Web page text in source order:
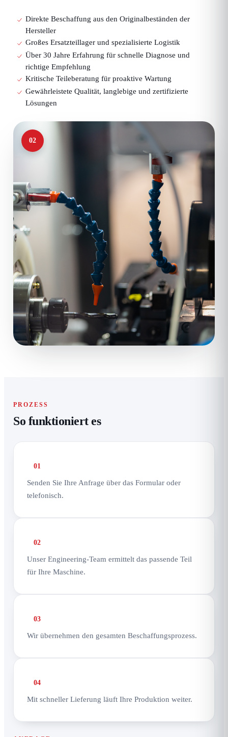
Direkte Beschaffung aus den Originalbeständen der
Hersteller
Großes Ersatzteillager und spezialisierte Logistik
Über 30 Jahre Erfahrung für schnelle Diagnose und
richtige Empfehlung
Kritische Teileberatung für proaktive Wartung
Gewährleistete Qualität, langlebige und zertifizierte
Lösungen
02
PROZESS
So funktioniert es
01
Senden Sie Ihre Anfrage über das Formular oder
telefonisch.
02
Unser Engineering-Team ermittelt das passende Teil
für Ihre Maschine.
03
Wir übernehmen den gesamten Beschaffungsprozess.
04
Mit schneller Lieferung läuft Ihre Produktion weiter.